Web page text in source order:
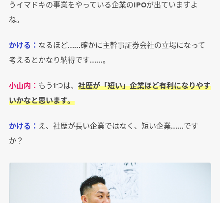
うイマドキの事業をやっている企業のIPOが出ていますよ
ね。
かける： なるほど……確かに主幹事証券会社の立場になって
考えるとかなり納得です……。
小山内： もう1つは、 社歴が「短い」企業ほど有利になりやす
いかなと思います。
かける： え、社歴が長い企業ではなく、短い企業……です
か？